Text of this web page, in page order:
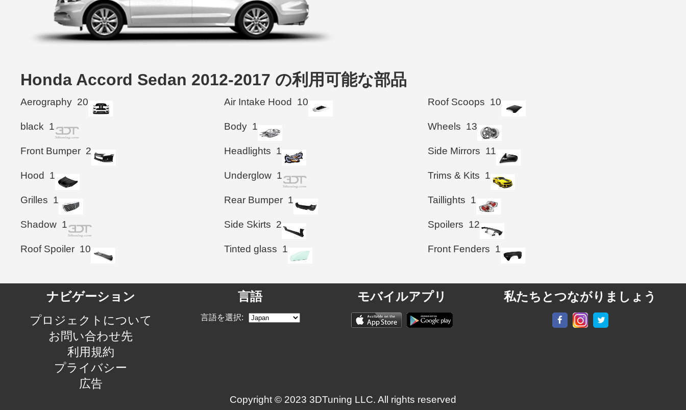
Honda Accord Sedan 2012-2017 の利用可能な部品
Aerography 20 Air Intake Hood 10 Roof Scoops 10
black 1 Body 1 Wheels 13
Front Bumper 2 Headlights 1 Side Mirrors 11
Hood 1 Underglow 1 Trims & Kits 1
Grilles 1 Rear Bumper 1 Taillights 1
Shadow 1 Side Skirts 2 Spoilers 12
Roof Spoiler 10 Tinted glass 1 Front Fenders 1
ナビゲーション
プロジェクトについて
お問い合わせ先
利用規約
プライバシー
広告
言語
言語を選択:
モバイルアプリ 私たちとつながりましょう
Copyright © 2023 3DTuning LLC. All rights reserved